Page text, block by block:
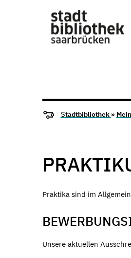
Stadtbibliothek »
Praktika sind im
Unsere aktuellen